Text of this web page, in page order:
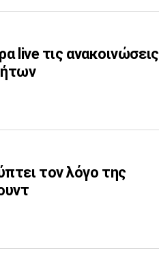
live τις ανακοινώσεις
τον λόγο της